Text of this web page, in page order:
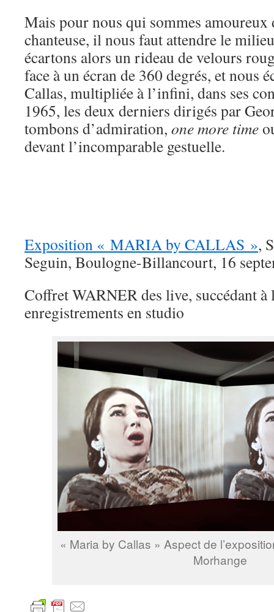
Mais pour nous qui sommes amoureux
chanteuse, il nous faut attendre le
écartons alors un rideau de velours
face à un écran de 360 degrés, et nous
Callas, multipliée à l’infini, dans ses
1965, les deux derniers dirigés par
tombons d’admiration, one more time
devant l’incomparable gestuelle.
Exposition « MARIA by CALLAS »,
Seguin, Boulogne-Billancourt, 16
Coffret WARNER des live, succédant à
enregistrements en studio
« Maria by Callas » Aspect de
Morhange